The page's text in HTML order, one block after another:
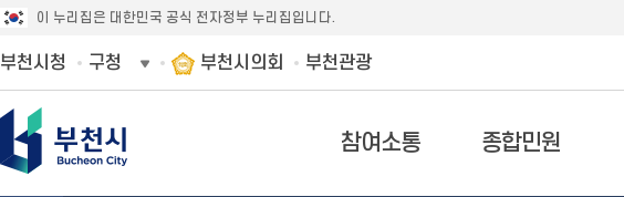
이 누리집은 대한민국 공식 전자정부 누리집입니다.
부천시청 구청 부천시의회 부천관광
참여소통 종합민원